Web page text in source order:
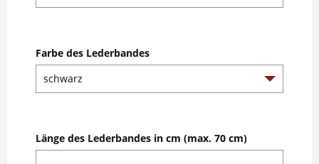
Farbe des Lederbandes
Länge des Lederbandes in cm (max. 70 cm)